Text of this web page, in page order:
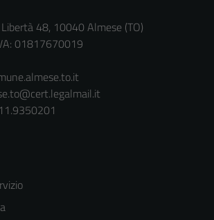
48, 10040 Almese (TO)
01817670019